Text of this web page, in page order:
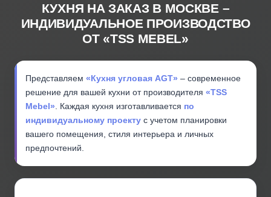
КУХНЯ НА ЗАКАЗ В МОСКВЕ –
ИНДИВИДУАЛЬНОЕ ПРОИЗВОДСТВО
ОТ «TSS MEBEL»
Представляем «Кухня угловая AGT» – современное
решение для вашей кухни от производителя «TSS
Mebel» . Каждая кухня изготавливается по
индивидуальному проекту с учетом планировки
вашего помещения, стиля интерьера и личных
предпочтений.